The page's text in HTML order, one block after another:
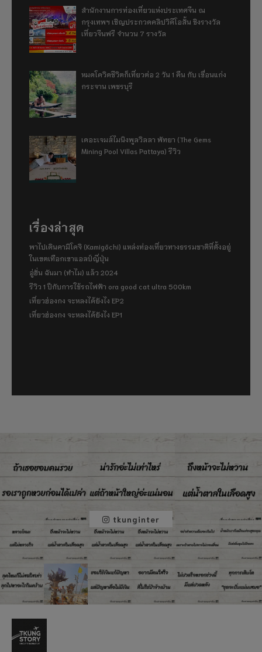
สำนักงานการท่องเที่ยวแห่งประเทศจีน ณ
กรุงเทพฯ เชิญประกวดคลิปวิดีโอสั้น ชิงรางวัล
เที่ยวจีนฟรี จำนวน 7 รางวัล
หมดโควิดชีวิตก็เที่ยวต่อ 2 วัน 1 คืน กับ เขื่อนแก่ง
กระจาน เพชรบุรี
เดอะเจมส์ไมนิงพูลวิลลา พัทยา (The Gems
Mining Pool Villas Pattaya) รีวิว
เรื่องล่าสุด
พาไปเดินคามิโคจิ (Kamigōchi) แหล่งท่องเที่ยวทางธรรมชาติที่ตั้งอยู่
ในเขตเทือกเขาแอลป์ญี่ปุ่น
อู่ฮั่น ฉันมา (ทำไม) แล้ว 2024
รีวิว 1 ปีกับการใช้รถไฟฟ้า ora good cat ultra 500km
เที่ยวฮ่องกง จะหลงได้ยังไง EP2
เที่ยวฮ่องกง จะหลงได้ยังไง EP1
tkunginter